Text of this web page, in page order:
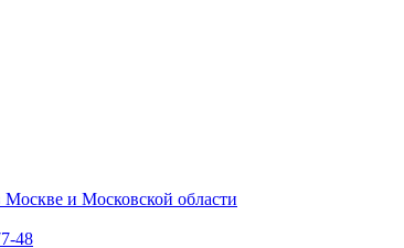
Москве и Московской области
48